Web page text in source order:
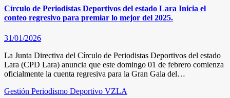
Círculo de Periodistas Deportivos del estado Lara Inicia el
conteo regresivo para premiar lo mejor del 2025.
31/01/2026
La Junta Directiva del Círculo de Periodistas Deportivos del estado
Lara (CPD Lara) anuncia que este domingo 01 de febrero comienza
oficialmente la cuenta regresiva para la Gran Gala del…
Gestión Periodismo Deportivo VZLA